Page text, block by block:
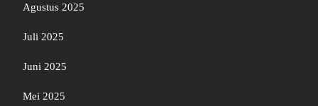
Agustus 2025
Juli 2025
Juni 2025
Mei 2025